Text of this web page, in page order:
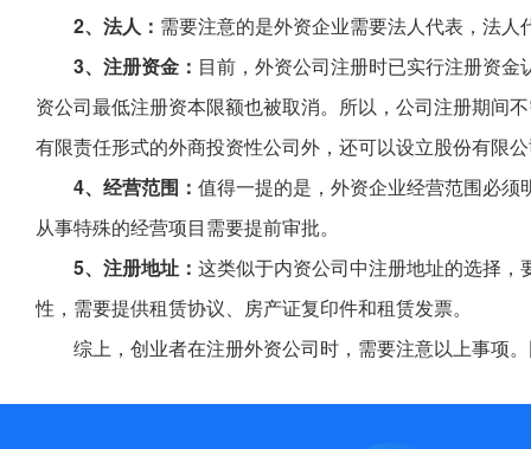
2、法人： 需要注意的是外资企业需要法人代表，法
3、注册资金： 目前，外资公司注册时已实行注册资
资公司最低注册资本限额也被取消。所以，公司注册期间
有限责任形式的外商投资性公司外，还可以设立股份有限
4、经营范围： 值得一提的是，外资企业经营范围必
从事特殊的经营项目需要提前审批。
5、注册地址： 这类似于内资公司中注册地址的选择
性，需要提供租赁协议、房产证复印件和租赁发票。
综上，创业者在注册外资公司时，需要注意以上事项